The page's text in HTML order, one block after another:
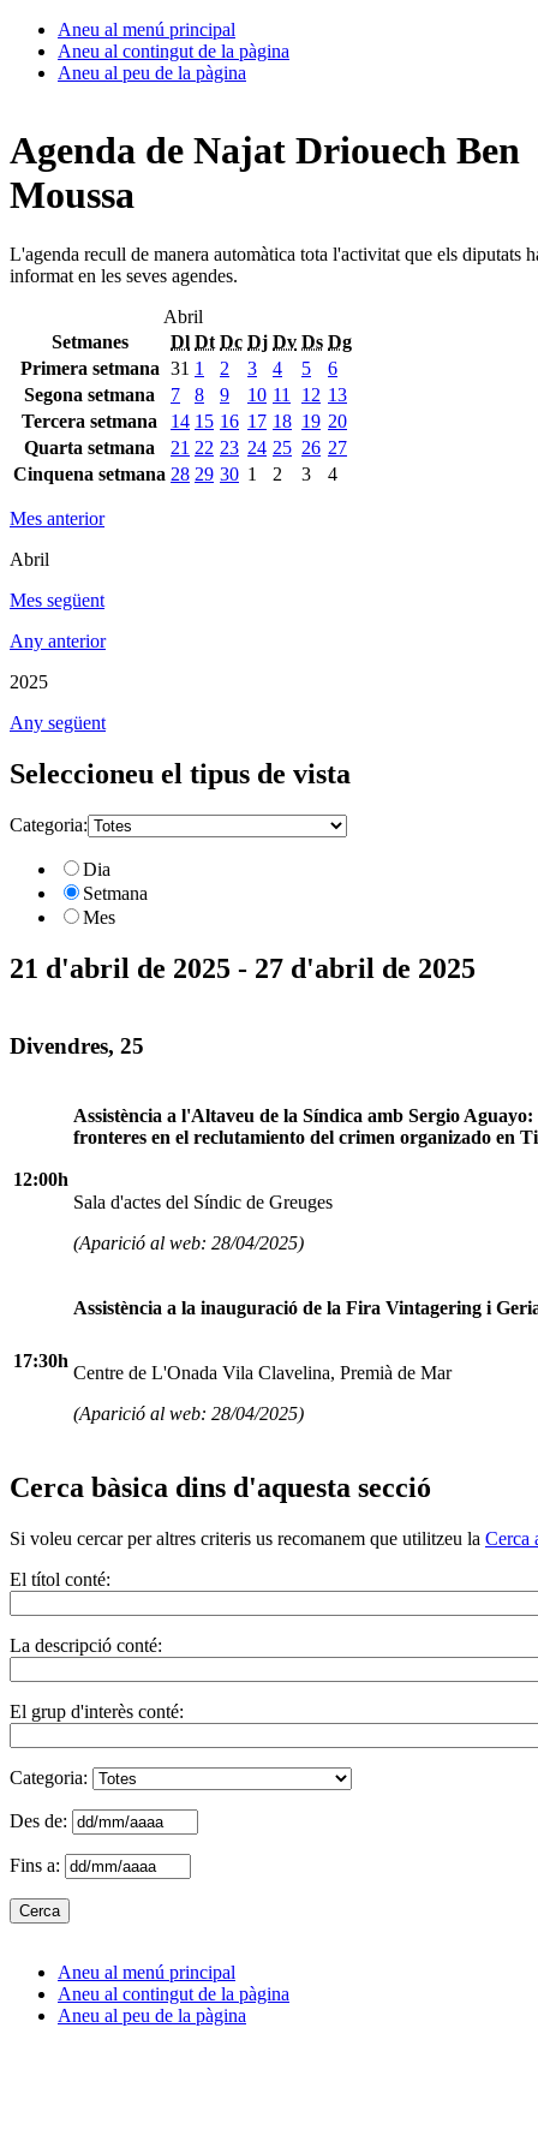
Aneu al menú principal
Aneu al contingut de la pàgina
Aneu al peu de la pàgina
Agenda de Najat Driouech Ben
Moussa
L'agenda recull de manera automàtica tota l'activitat que els diputats
informat en les seves agendes.
Abril
Setmanes
Dl Dt Dc Dj Dv Ds Dg
Primera setmana 31 1 2 3 4 5
6
Segona setmana
7 8 9 10 11 12 13
Tercera setmana
14 15 16 17 18 19 20
Quarta setmana
21 22 23 24 25 26 27
Cinquena setmana 28 29 30 1 2 3 4
Mes anterior
Abril
Mes següent
Any anterior
2025
Any següent
Seleccioneu el tipus de vista
Categoria:
Dia
Setmana
Mes
21 d'abril de 2025 - 27 d'abril de 2025
Divendres, 25
12:00h
Assistència a l'Altaveu de la Síndica amb Sergio
fronteres en el reclutamiento del crimen organizado en
Sala d'actes del Síndic de Greuges
(Aparició al web: 28/04/2025)
17:30h
Assistència a la inauguració de la Fira Vintagering i
Centre de L'Onada Vila Clavelina, Premià de Mar
(Aparició al web: 28/04/2025)
Cerca bàsica dins d'aquesta secció
Si voleu cercar per altres criteris us recomanem que utilitzeu la Cerca
El títol conté:
La descripció conté:
El grup d'interès conté:
Categoria:
Des de:
Fins a:
Aneu al menú principal
Aneu al contingut de la pàgina
Aneu al peu de la pàgina